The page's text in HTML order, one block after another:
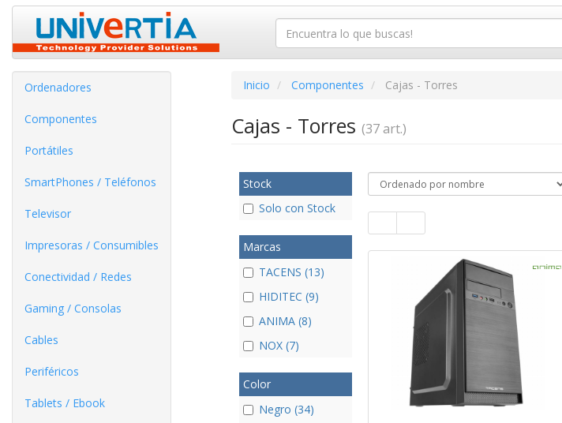
Ordenadores
Componentes
Portátiles
SmartPhones / Teléfonos
Televisor
Impresoras / Consumibles
Conectividad / Redes
Gaming / Consolas
Cables
Periféricos
Tablets / Ebook
Inicio Componentes Cajas - Torres
Cajas - Torres (37 art.)
Stock
Solo con Stock
Marcas
TACENS (13)
HIDITEC (9)
ANIMA (8)
NOX (7)
Color
Negro (34)